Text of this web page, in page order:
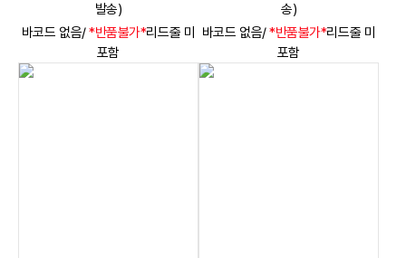
발송)
바코드 없음/*반품불가*리드줄 미
포함
송)
바코드 없음/*반품불가*리드줄 미
포함